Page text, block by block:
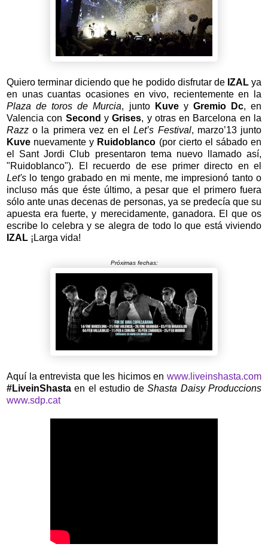
Quiero terminar diciendo que he podido disfrutar de IZALya
en unas cuantas ocasiones en vivo, recientemente en la
Plaza de toros de Murcia, junto Kuvey Gremio Dc, en
Valencia con Second yGrises, y otras en Barcelona en la
Razz o la primera vez en elLet’s Festival, marzo’13 junto
Kuve nuevamente y Ruidoblanco (por cierto el sábado en
el Sant Jordi Club presentaron tema nuevo llamado así,
"Ruidoblanco"). El recuerdo de ese primer directo en el
Let's lo tengo grabado en mi mente, me impresionó tanto o
incluso más que éste último, a pesar que el primero fuera
sólo ante unas decenas de personas, ya se predecía que su
apuesta era fuerte, y merecidamente, ganadora. El que os
escribe lo celebra y se alegra de todo lo que está viviendo
IZAL ¡Larga vida!
Próximas fechas:
Aquí la entrevista que les hicimos en www.liveinshasta.com
#LiveinShasta en el estudio deShasta Daisy Produccions
www.sdp.cat